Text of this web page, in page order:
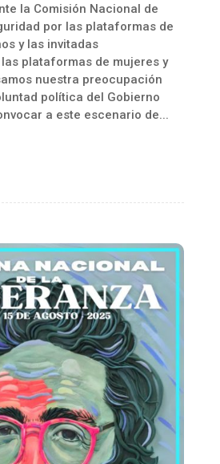
la Comisión Nacional de
por las plataformas de
y las invitadas
plataformas de mujeres y
nuestra preocupación
política del Gobierno
a este escenario de...